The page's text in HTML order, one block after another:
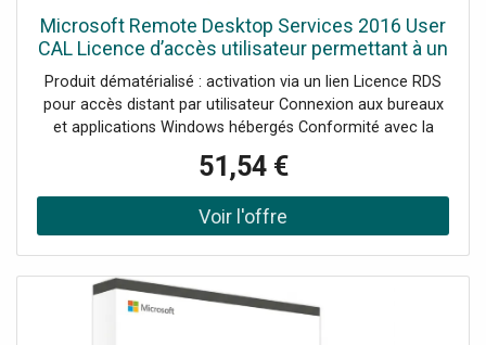
Microsoft Remote Desktop Services 2016 User
CAL Licence d’accès utilisateur permettant à un
collaborateur de se connecter aux services
Remote Desktop
Produit dématérialisé : activation via un lien Licence RDS
pour accès distant par utilisateur Connexion aux bureaux
et applications Windows hébergés Conformité avec la
Server 2016 Idéale pour le télétravail et les
environnements multi-appareils
51,54 €